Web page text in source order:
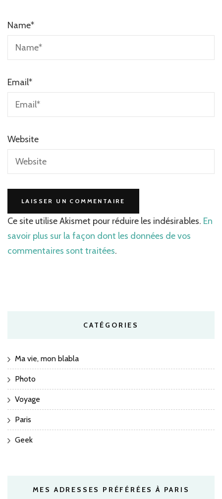
Name*
Email*
Website
Ce site utilise Akismet pour réduire les indésirables. En
savoir plus sur la façon dont les données de vos
commentaires sont traitées.
CATÉGORIES
Ma vie, mon blabla
Photo
Voyage
Paris
Geek
MES ADRESSES PRÉFÉRÉES À PARIS